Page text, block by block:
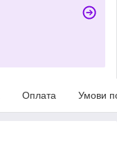
Оплата Умови